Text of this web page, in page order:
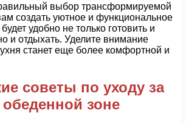
выбор трансформируемой
создать уютное и функциональное
удобно не только готовить и
и отдыхать. Уделите внимание
станет еще более комфортной и
советы по уходу за
зоне